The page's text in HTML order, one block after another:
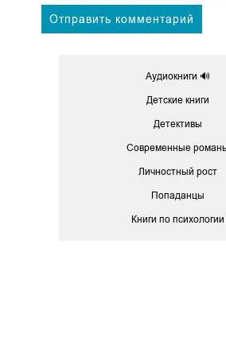
Аудиокниги 🔊
Детские книги
Детективы
Современные
Личностный рост
Попаданцы
Книги по психологии